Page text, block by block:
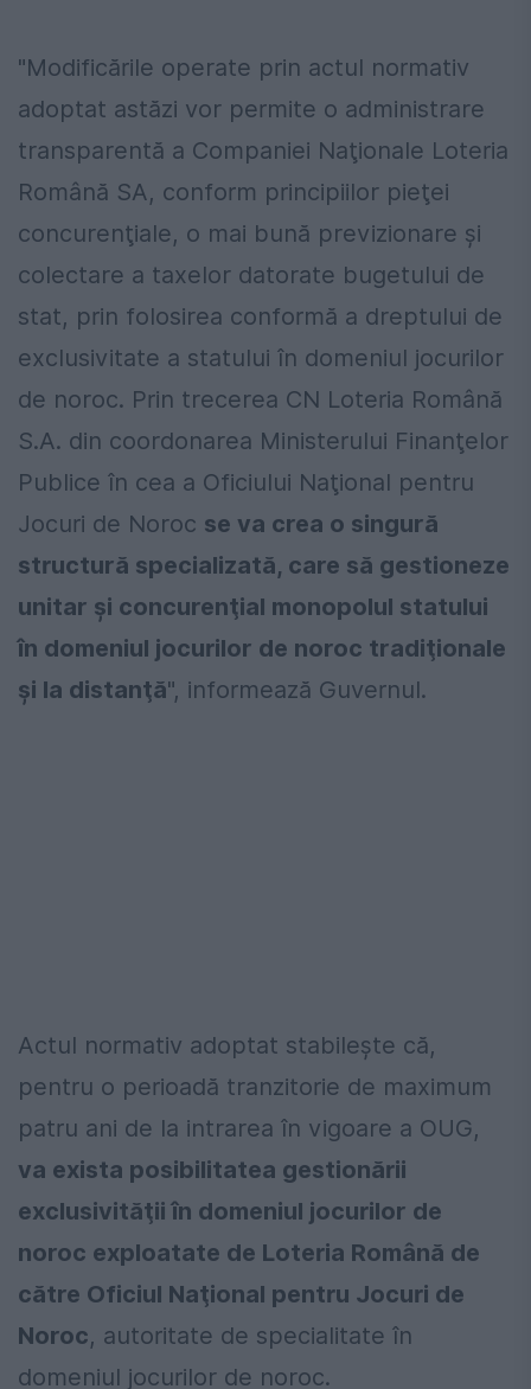
"Modificările operate prin actul normativ
adoptat astăzi vor permite o administrare
transparentă a Companiei Naţionale Loteria
Română SA, conform principiilor pieţei
concurenţiale, o mai bună previzionare şi
colectare a taxelor datorate bugetului de
stat, prin folosirea conformă a dreptului de
exclusivitate a statului în domeniul jocurilor
de noroc. Prin trecerea CN Loteria Română
S.A. din coordonarea Ministerului Finanţelor
Publice în cea a Oficiului Naţional pentru
Jocuri de Noroc se va crea o singură
structură specializată, care să gestioneze
unitar şi concurenţial monopolul statului
în domeniul jocurilor de noroc tradiţionale
şi la distanţă", informează Guvernul.
Actul normativ adoptat stabileşte că,
pentru o perioadă tranzitorie de maximum
patru ani de la intrarea în vigoare a OUG,
va exista posibilitatea gestionării
exclusivităţii în domeniul jocurilor de
noroc exploatate de Loteria Română de
către Oficiul Naţional pentru Jocuri de
Noroc, autoritate de specialitate în
domeniul jocurilor de noroc.